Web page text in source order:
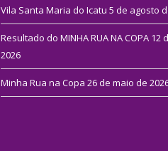
Vila Santa Maria do Icatu 5 de agosto
Resultado do MINHA RUA NA COPA 12
2026
Minha Rua na Copa 26 de maio de